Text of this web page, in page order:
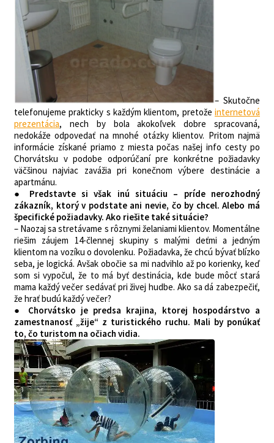
– Skutočne
telefonujeme prakticky s každým klientom, pretože internetová
prezentácia, nech by bola akokoľvek dobre spracovaná,
nedokáže odpovedať na mnohé otázky klientov. Pritom najmä
informácie získané priamo z miesta počas našej info cesty po
Chorvátsku v podobe odporúčaní pre konkrétne požiadavky
väčšinou najviac zavážia pri konečnom výbere destinácie a
apartmánu.
● Predstavte si však inú situáciu – príde nerozhodný
zákazník, ktorý v podstate ani nevie, čo by chcel. Alebo má
špecifické požiadavky. Ako riešite také situácie?
– Naozaj sa stretávame s rôznymi želaniami klientov. Momentálne
riešim záujem 14-člennej skupiny s malými deťmi a jedným
klientom na vozíku o dovolenku. Požiadavka, že chcú bývať blízko
seba, je logická. Avšak obočie sa mi nadvihlo až po korienky, keď
som si vypočul, že to má byť destinácia, kde bude môcť stará
mama každý večer sedávať pri živej hudbe. Ako sa dá zabezpečiť,
že hrať budú každý večer?
● Chorvátsko je predsa krajina, ktorej hospodárstvo a
zamestnanosť „žije“ z turistického ruchu. Mali by ponúkať
to, čo turistom na očiach vidia.